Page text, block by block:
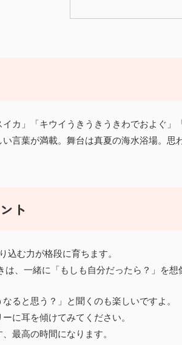
イカ」「キウイうきうきうきわでおよぐ
言葉が満載。舞台は真夏の海水浴場。思
ト
込む力が格段に育ちます。
は、一緒に「もしも自分だったら？」を想
ると思う？」と聞くのも楽しいですよ。
に耳を傾けてみてください。
最高の時間になります。